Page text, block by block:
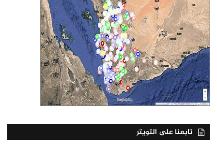
تابعنا على التويتر